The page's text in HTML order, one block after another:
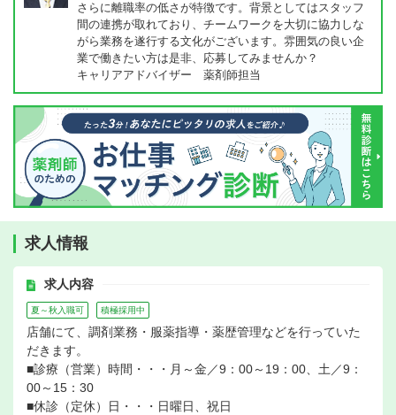
さらに離職率の低さが特徴です。背景としてはスタッフ
間の連携が取れており、チームワークを大切に協力しな
がら業務を遂行する文化がございます。雰囲気の良い企
業で働きたい方は是非、応募してみませんか？
キャリアアドバイザー 薬剤師担当
求人情報
求人内容
夏～秋入職可 積極採用中
店舗にて、調剤業務・服薬指導・薬歴管理などを行っていた
だきます。
■診療（営業）時間・・・月～金／9：00～19：00、土／9：
00～15：30
■休診（定休）日・・・日曜日、祝日